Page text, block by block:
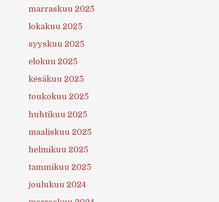
marraskuu 2025
lokakuu 2025
syyskuu 2025
elokuu 2025
kesäkuu 2025
toukokuu 2025
huhtikuu 2025
maaliskuu 2025
helmikuu 2025
tammikuu 2025
joulukuu 2024